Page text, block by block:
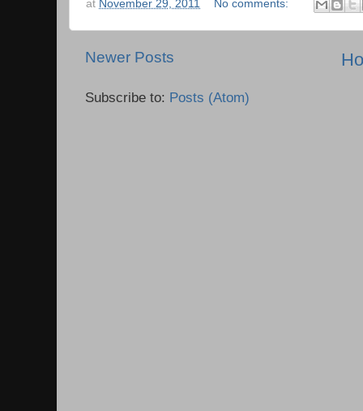
at November 29, 2011 No comments:
Newer Posts
Subscribe to: Posts (Atom)